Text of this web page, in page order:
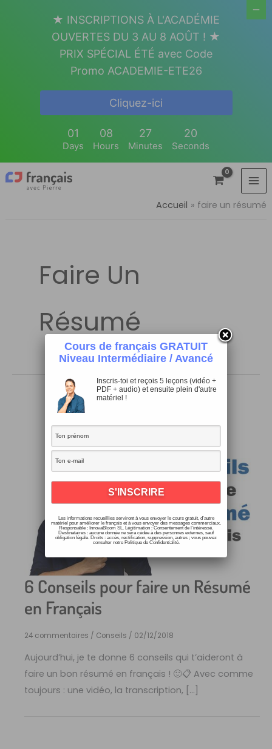
Accueil faire un résumé
Faire Un
Résumé
6 Conseils pour faire un Résumé
en Français
24 commentaires / Conseils / 02/12/2018
Aujourd’hui, je te donne 6 conseils qui t’aideront à
faire un bon résumé en français ! 🙂📋 Avec comme
toujours : une vidéo, la transcription, […]
Cours de français GRATUIT
Niveau Intermédiaire / Avancé
Inscris-toi et reçois 5 leçons (vidéo +
PDF + audio) et ensuite plein d'autre
matériel !
Les informations recueillies serviront à vous envoyer le cours gratuit, d’autre
matériel pour améliorer le français et à vous envoyer des messages commerciaux.
Responsable : InnovaBloom SL. Légitimation : Consentement de l’intéressé.
Destinataires : aucune donnée ne sera cédée à des personnes externes, sauf
obligation légale. Droits : accès, rectification, suppression, autres ; vous pouvez
consulter notre Politique de Confidentialité.
★ INSCRIPTIONS À L'ACADÉMIE
OUVERTES DU 3 AU 8 AOÛT ! ★
PRIX SPÉCIAL ÉTÉ avec Code
Promo ACADEMIE-ETE26
Cliquez-ici
01
Days
08
Hours
27
Minutes
20
Seconds